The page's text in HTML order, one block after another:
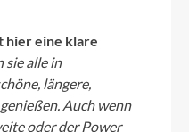
hier eine klare
sie alle in
längere,
Auch wenn
oder der Power